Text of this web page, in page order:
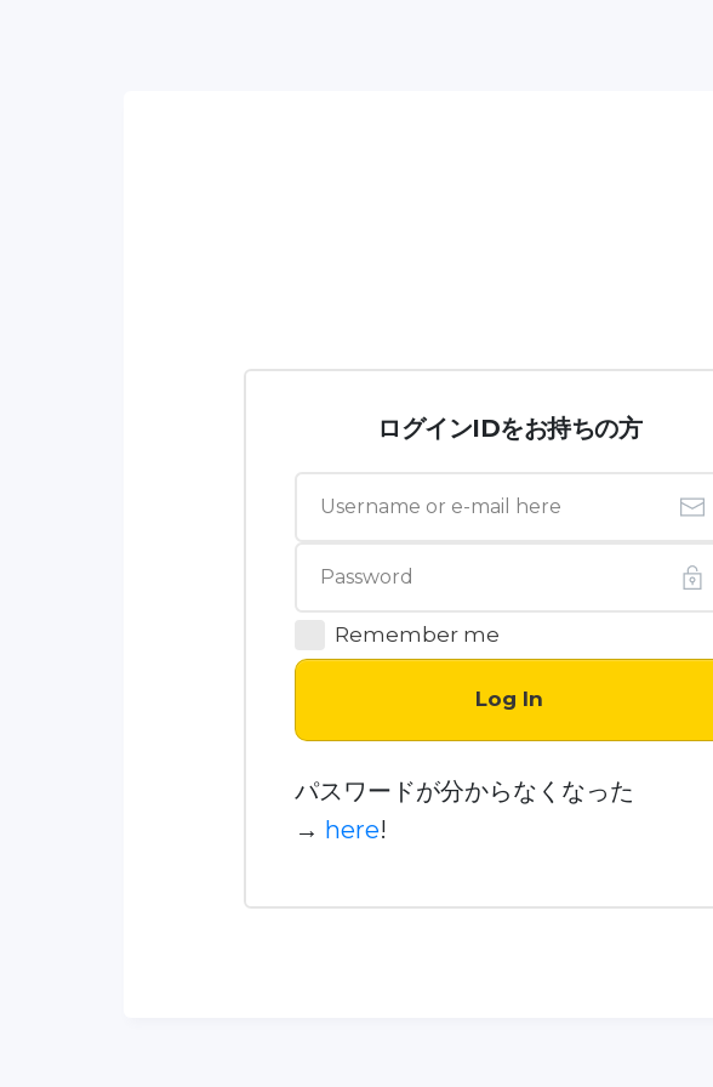
ログインIDをお持ちの方
Remember me
Log In
パスワードが分からなくなった
→ here!